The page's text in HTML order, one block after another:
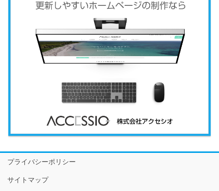
プライバシーポリシー
サイトマップ